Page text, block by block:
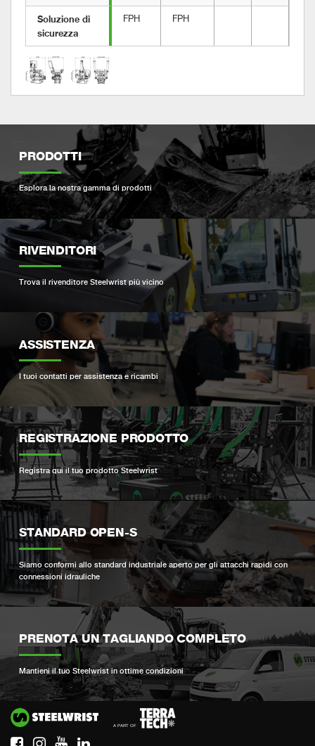
Soluzione di
sicurezza
FPH FPH
PRODOTTI
Esplora la nostra gamma di prodotti
RIVENDITORI
Trova il rivenditore Steelwrist più vicino
ASSISTENZA
I tuoi contatti per assistenza e ricambi
REGISTRAZIONE PRODOTTO
Registra qui il tuo prodotto Steelwrist
STANDARD OPEN-S
Siamo conformi allo standard industriale aperto per gli attacchi rapidi con
connessioni idrauliche
PRENOTA UN TAGLIANDO COMPLETO
Mantieni il tuo Steelwrist in ottime condizioni